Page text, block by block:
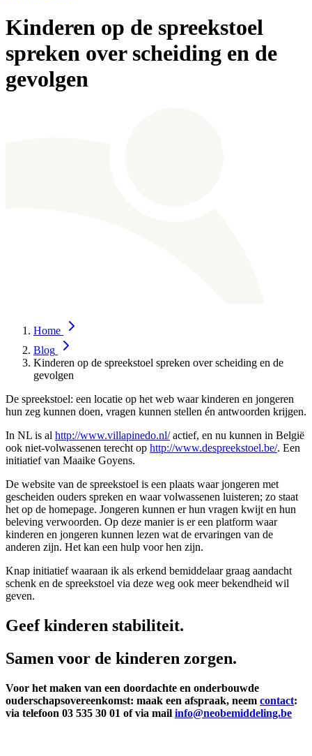
Kinderen op de spreekstoel
spreken over scheiding en de
gevolgen
Home
Blog
Kinderen op de spreekstoel spreken over scheiding en de
gevolgen
De spreekstoel: een locatie op het web waar kinderen en jongeren
hun zeg kunnen doen, vragen kunnen stellen én antwoorden krijgen.
In NL is al http://www.villapinedo.nl/actief, en nu kunnen in België
ook niet-volwassenen terecht op http://www.despreekstoel.be/. Een
initiatief van Maaike Goyens.
De website van de spreekstoel is een plaats waar jongeren met
gescheiden ouders spreken en waar volwassenen luisteren; zo staat
het op de homepage. Jongeren kunnen er hun vragen kwijt en hun
beleving verwoorden. Op deze manier is er een platform waar
kinderen en jongeren kunnen lezen wat de ervaringen van de
anderen zijn. Het kan een hulp voor hen zijn.
Knap initiatief waaraan ik als erkend bemiddelaar graag aandacht
schenk en de spreekstoel via deze weg ook meer bekendheid wil
geven.
Geef kinderen stabiliteit.
Samen voor de kinderen zorgen.
Voor het maken van een doordachte en onderbouwde
ouderschapsovereenkomst: maak een afspraak, neem contact:
via telefoon 03 535 30 01 of via mail info@neobemiddeling.be